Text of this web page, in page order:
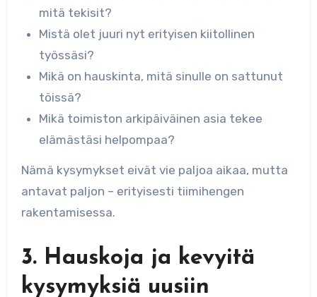
mitä tekisit?
Mistä olet juuri nyt erityisen kiitollinen
työssäsi?
Mikä on hauskinta, mitä sinulle on sattunut
töissä?
Mikä toimiston arkipäiväinen asia tekee
elämästäsi helpompaa?
Nämä kysymykset eivät vie paljoa aikaa, mutta
antavat paljon – erityisesti tiimihengen
rakentamisessa.
3. Hauskoja ja kevyitä
kysymyksiä uusiin